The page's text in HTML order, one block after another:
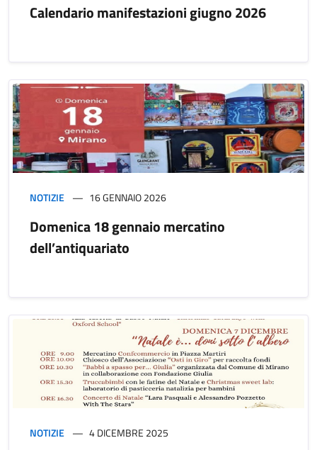
Calendario manifestazioni giugno 2026
NOTIZIE 16 GENNAIO 2026
Domenica 18 gennaio mercatino
dell’antiquariato
NOTIZIE 4 DICEMBRE 2025